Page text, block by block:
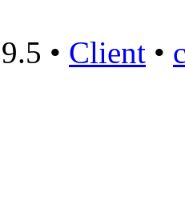
• Client •